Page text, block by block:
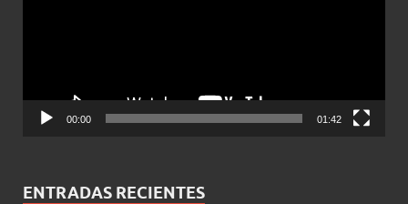
00:00 01:42
ENTRADAS RECIENTES